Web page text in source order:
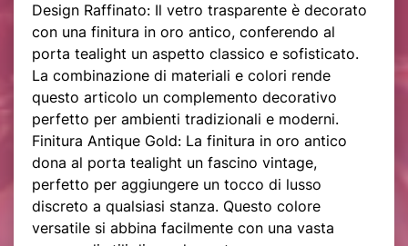
Design Raffinato: Il vetro trasparente è decorato
con una finitura in oro antico, conferendo al
porta tealight un aspetto classico e sofisticato.
La combinazione di materiali e colori rende
questo articolo un complemento decorativo
perfetto per ambienti tradizionali e moderni.
Finitura Antique Gold: La finitura in oro antico
dona al porta tealight un fascino vintage,
perfetto per aggiungere un tocco di lusso
discreto a qualsiasi stanza. Questo colore
versatile si abbina facilmente con una vasta